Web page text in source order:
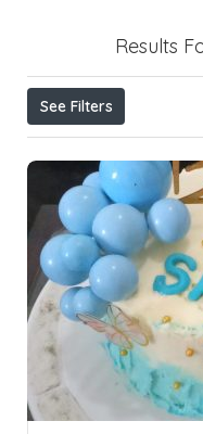
Results
See Filters